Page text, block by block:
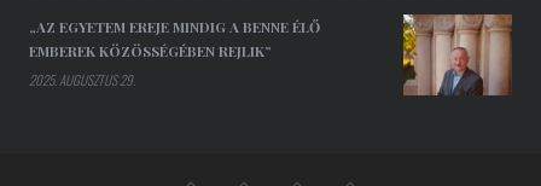
„AZ EGYETEM EREJE MINDIG A BENNE ÉLŐ
EMBEREK KÖZÖSSÉGÉBEN REJLIK”
2025. AUGUSZTUS 29.